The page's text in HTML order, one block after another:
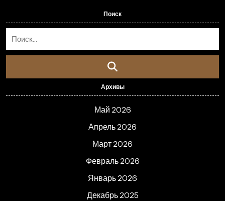
Поиск
Архивы
Май 2026
Апрель 2026
Март 2026
Февраль 2026
Январь 2026
Декабрь 2025